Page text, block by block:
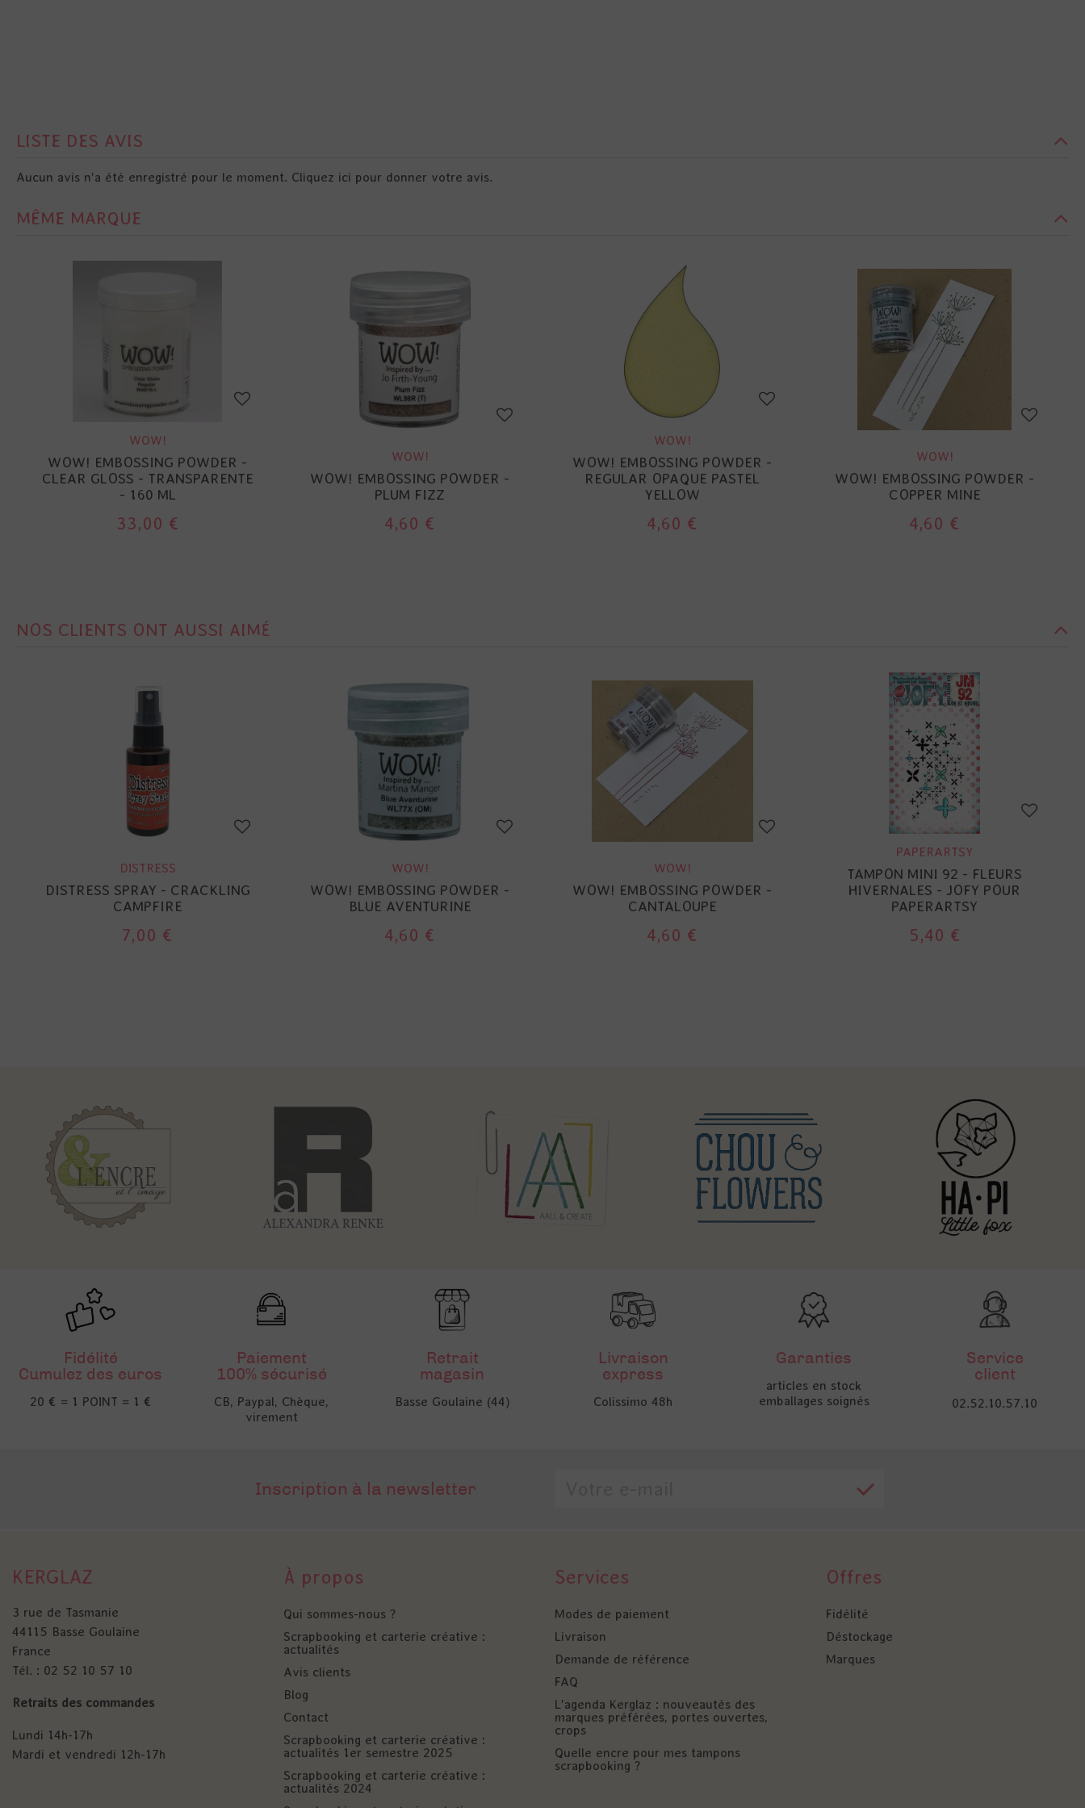
LISTE DES AVIS
Aucun avis n'a été enregistré pour le moment. Cliquez ici pour donner votre avis.
MÊME MARQUE
WOW!
WOW! EMBOSSING POWDER -
CLEAR GLOSS - TRANSPARENTE
- 160 ML
33,00 €
WOW!
WOW! EMBOSSING POWDER -
PLUM FIZZ
4,60 €
WOW!
WOW! EMBOSSING POWDER -
REGULAR OPAQUE PASTEL
YELLOW
4,60 €
WOW!
WOW! EMBOSSING POWDER -
COPPER MINE
4,60 €
NOS CLIENTS ONT AUSSI AIMÉ
DISTRESS
DISTRESS SPRAY - CRACKLING
CAMPFIRE
7,00 €
WOW!
WOW! EMBOSSING POWDER -
BLUE AVENTURINE
4,60 €
WOW!
WOW! EMBOSSING POWDER -
CANTALOUPE
4,60 €
PAPERARTSY
TAMPON MINI 92 - FLEURS
HIVERNALES - JOFY POUR
PAPERARTSY
5,40 €
Fidélité
Cumulez des euros
20 € = 1 POINT = 1 €
Paiement
100% sécurisé
CB, Paypal, Chèque,
virement
Retrait
magasin
Basse Goulaine (44)
Livraison
express
Colissimo 48h
Garanties
articles en stock
emballages soignés
Service
client
02.52.10.57.10
Inscription à la newsletter
KERGLAZ
3 rue de Tasmanie
44115 Basse Goulaine
France
Tél. : 02 52 10 57 10
Retraits des commandes
Lundi 14h-17h
Mardi et vendredi 12h-17h
À propos
Qui sommes-nous ?
Scrapbooking et carterie créative :
actualités
Avis clients
Blog
Contact
Scrapbooking et carterie créative :
actualités 1er semestre 2025
Scrapbooking et carterie créative :
actualités 2024
Services
Modes de paiement
Livraison
Demande de référence
FAQ
L'agenda Kerglaz : nouveautés des
marques préférées, portes ouvertes,
crops
Quelle encre pour mes tampons
scrapbooking ?
Offres
Fidélité
Déstockage
Marques